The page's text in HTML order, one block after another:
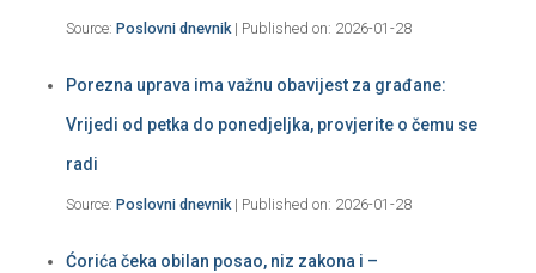
Source: Poslovni dnevnik Published on: 2026-01-28
Porezna uprava ima važnu obavijest za građane:
Vrijedi od petka do ponedjeljka, provjerite o čemu se
radi
Source: Poslovni dnevnik Published on: 2026-01-28
Ćorića čeka obilan posao, niz zakona i –